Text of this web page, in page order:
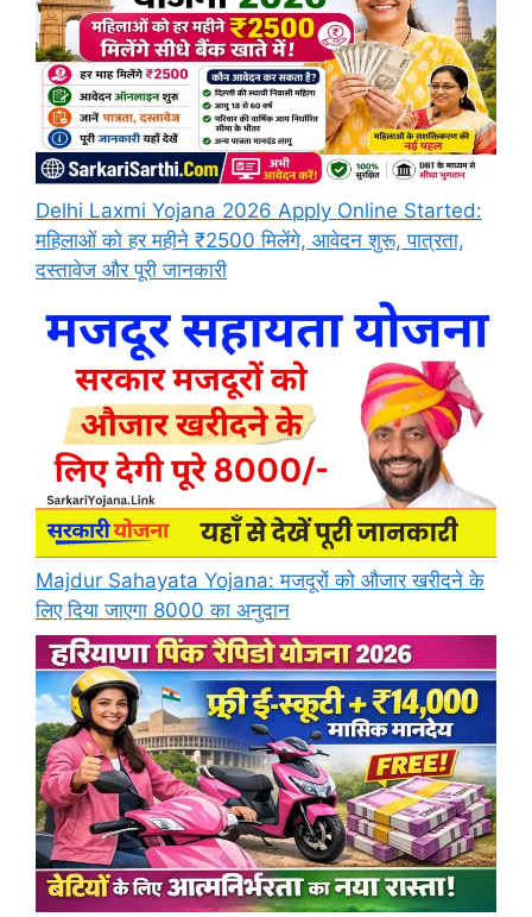
Delhi Laxmi Yojana 2026 Apply Online Started:
महिलाओं को हर महीने ₹2500 मिलेंगे, आवेदन शुरू, पात्रता,
दस्तावेज और पूरी जानकारी
Majdur Sahayata Yojana: मजदूरों को औजार खरीदने के
लिए दिया जाएगा 8000 का अनुदान